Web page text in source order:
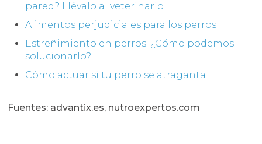
pared? Llévalo al veterinario
Alimentos perjudiciales para los perros
Estreñimiento en perros: ¿Cómo podemos
solucionarlo?
Cómo actuar si tu perro se atraganta
Fuentes: advantix.es, nutroexpertos.com